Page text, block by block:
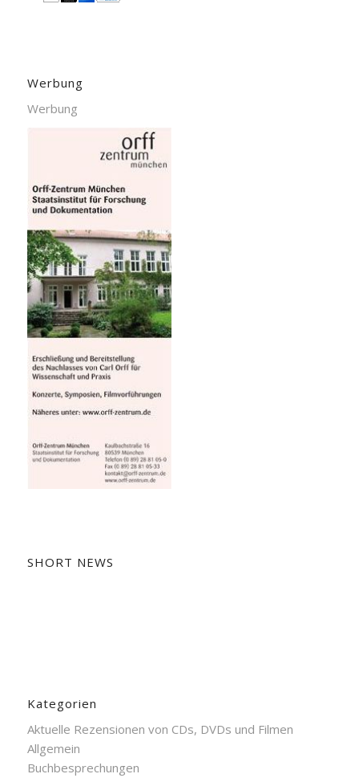
Werbung
Werbung
SHORT NEWS
Kategorien
Aktuelle Rezensionen von CDs, DVDs und Filmen
Allgemein
Buchbesprechungen